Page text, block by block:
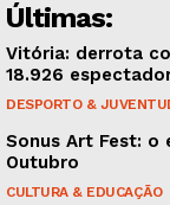
Últimas:
Vitória: derrota
18.926
DESPORTO &
Sonus Art Fest: o
Outubro
CULTURA & EDUCAÇÃO